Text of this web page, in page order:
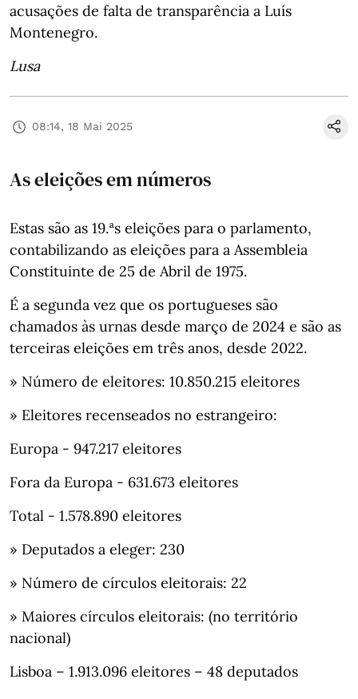
acusações de falta de transparência a Luís
Montenegro.
Lusa
08:14, 18 Mai 2025
As eleições em números
Estas são as 19.ªs eleições para o parlamento,
contabilizando as eleições para a Assembleia
Constituinte de 25 de Abril de 1975.
É a segunda vez que os portugueses são
chamados às urnas desde março de 2024 e são as
terceiras eleições em três anos, desde 2022.
» Número de eleitores: 10.850.215 eleitores
» Eleitores recenseados no estrangeiro:
Europa - 947.217 eleitores
Fora da Europa - 631.673 eleitores
Total - 1.578.890 eleitores
» Deputados a eleger: 230
» Número de círculos eleitorais: 22
» Maiores círculos eleitorais: (no território
nacional)
Lisboa – 1.913.096 eleitores – 48 deputados